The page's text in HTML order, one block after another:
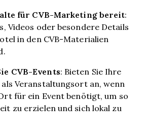
für CVB-Marketing bereit:
Videos oder besondere Details
in den CVB-Materialien
CVB-Events: Bieten Sie Ihre
als Veranstaltungsort an, wenn
für ein Event benötigt, um so
zu erzielen und sich lokal zu